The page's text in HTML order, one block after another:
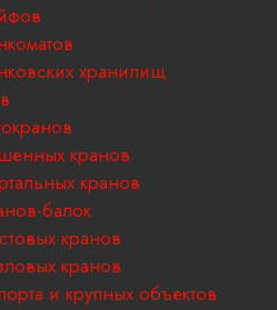
хранилищ
кранов
кранов
балок
кранов
кранов
и крупных объектов